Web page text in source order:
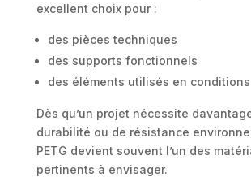
excellent choix pour :
des pièces techniques
des supports fonctionnels
des éléments utilisés en
Dès qu’un projet nécessite
durabilité ou de résistance
PETG devient souvent l’un des
pertinents à envisager.